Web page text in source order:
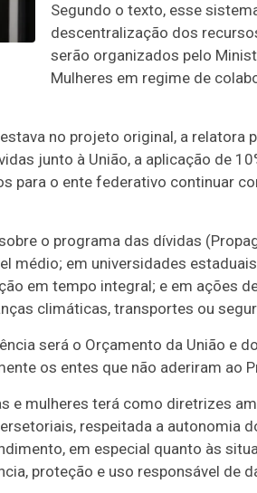
Segundo o texto, esse
descentralização dos
serão organizados pelo
Mulheres em regime de
no projeto original, a relatora
junto à União, a aplicação de
para o ente federativo continuar
o programa das dívidas
médio; em universidades
em tempo integral; e em ações
climáticas, transportes ou
será o Orçamento da União e
os entes que não aderiram ao
e mulheres terá como diretrizes
respeitada a autonomia
em especial quanto às
proteção e uso responsável de